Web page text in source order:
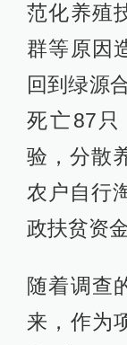
范化养殖
群等原因
回到绿源
死亡87
验，分散
农户自行
政扶贫资
随着调查
来，作为